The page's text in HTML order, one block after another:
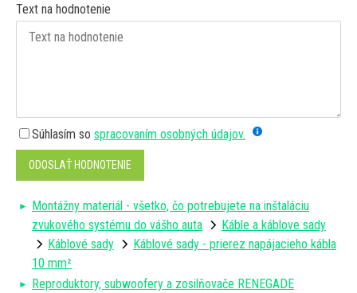
Text na hodnotenie
Súhlasím so spracovaním osobných údajov.
ODOSLAŤ HODNOTENIE
Montážny materiál - všetko, čo potrebujete na inštaláciu
zvukového systému do vášho auta
Káble a káblove sady
Káblové sady
Káblové sady - prierez napájacieho kábla
10 mm²
Reproduktory, subwoofery a zosilňovače RENEGADE